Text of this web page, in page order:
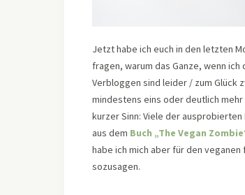
Jetzt habe ich euch in den letzten
fragen, warum das Ganze, wenn
Verbloggen sind leider / zum Glück
mindestens eins oder deutlich
kurzer Sinn: Viele der
aus dem Buch „The Vegan
habe ich mich aber für den
sozusagen.